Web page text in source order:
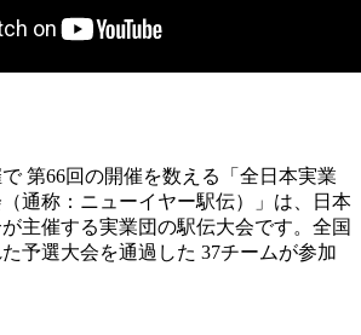
第66回の開催を数える「全日本実業
通称：ニューイヤー駅伝）」は、日本
主催する実業団の駅伝大会です。全国
予選大会を通過した 37チームが参加